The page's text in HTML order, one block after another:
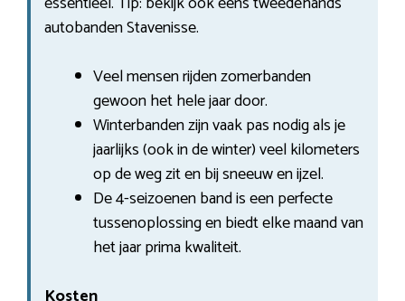
autobanden Stavenisse.
Veel mensen rijden zomerbanden
gewoon het hele jaar door.
Winterbanden zijn vaak pas nodig als je
jaarlijks (ook in de winter) veel kilometers
op de weg zit en bij sneeuw en ijzel.
De 4-seizoenen band is een perfecte
tussenoplossing en biedt elke maand van
het jaar prima kwaliteit.